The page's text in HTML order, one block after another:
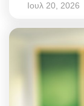
Ιουλ 20, 2026